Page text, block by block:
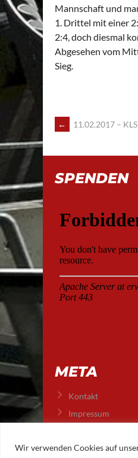
Wir verwenden Cookies auf
Mannschaft und
1. Drittel mit einer
2:4, doch diesmal
Abgesehen vom
Sieg.
POST
← 11.02.2017 –
SPENDEN
META
Kontakt
Impressum